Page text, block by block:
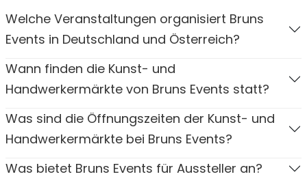
Welche Veranstaltungen organisiert Bruns
Events in Deutschland und Österreich?
Wann finden die Kunst- und
Handwerkermärkte von Bruns Events statt?
Was sind die Öffnungszeiten der Kunst- und
Handwerkermärkte bei Bruns Events?
Was bietet Bruns Events für Aussteller an?